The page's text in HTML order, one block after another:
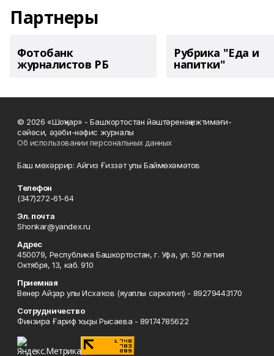
Партнеры
Фотобанк
журналистов РБ
Рубрика "Еда и
напитки"
© 2026 «Шоңҡар» - Башҡортостан йәштәренәң ижтимағи-
сәйәси, әҙәби-нәфис журналы
Об использовании персональных данных
Баш мөхәррир: Айгиз Ғиззәт улы Баймөхәмәтов
Телефон
(347)272-61-64
Эл. почта
Shonkar@yandex.ru
Адрес
450079, Республика Башкортостан, г. Уфа, ул. 50 летия
Октября, 13, каб. 910
Приемная
Венер Айҙар улы Исхаҡов (яуаплы сәркәтип) - 89279443170
Сотрудничество
Финзира Ғариф ҡыҙы Рысаева - 89174785622